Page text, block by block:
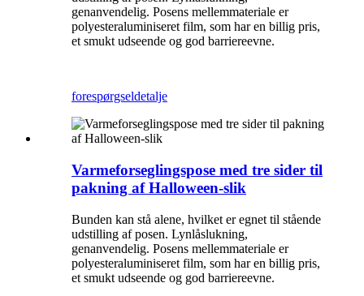
genanvendelig. Posens mellemmateriale er
polyesteraluminiseret film, som har en billig pris,
et smukt udseende og god barriereevne.
forespørgseldetalje
Varmeforseglingspose med tre sider til
pakning af Halloween-slik
Bunden kan stå alene, hvilket er egnet til stående
udstilling af posen. Lynlåslukning,
genanvendelig. Posens mellemmateriale er
polyesteraluminiseret film, som har en billig pris,
et smukt udseende og god barriereevne.